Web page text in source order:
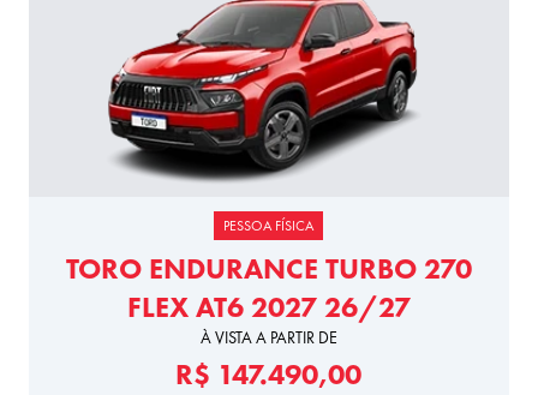
PESSOA FÍSICA
TORO ENDURANCE TURBO 270
FLEX AT6 2027 26/27
À VISTA A PARTIR DE
R$ 147.490,00